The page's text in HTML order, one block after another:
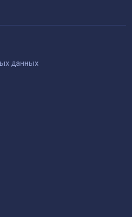
данных